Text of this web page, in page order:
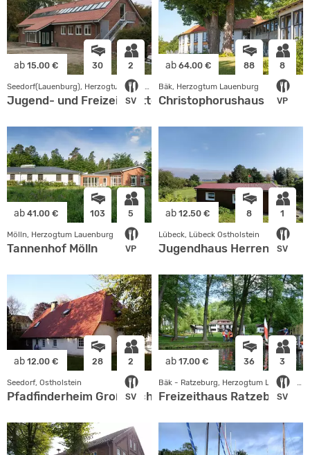
ab 15.00 € 30 2
SV
Jugend- und Freizeitstätte Seedorf
ab 64.00 € 88 8
VP
Bäk, Herzogtum Lauenburg
Christophorushaus
ab 41.00 € 103 5
VP
Mölln, Herzogtum Lauenburg
Tannenhof Mölln
ab 12.50 € 8 1
SV
Lübeck, Lübeck Ostholstein
Jugendhaus Herreninsel
ab 12.00 € 28 2
SV
Seedorf, Ostholstein
Pfadfinderheim Groß Zecher
ab 17.00 € 36 3
SV
Bäk - Ratzeburg, Herzogtum Lauenburg
Freizeithaus Ratzeburg